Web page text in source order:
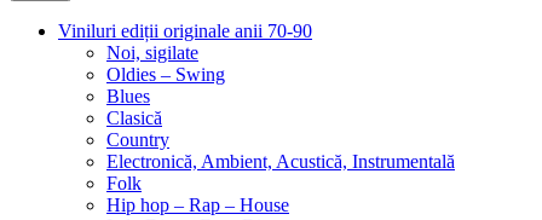
Viniluri ediții originale anii 70-90
Noi, sigilate
Oldies – Swing
Blues
Clasică
Country
Electronică, Ambient, Acustică, Instrumentală
Folk
Hip hop – Rap – House